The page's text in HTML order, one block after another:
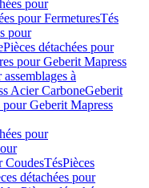
pour
pour FermeturesTés
pour
Pièces détachées pour
pour Geberit Mapress
à
Acier CarboneGeberit
pour Geberit Mapress
pour
CoudesTésPièces
détachées pour